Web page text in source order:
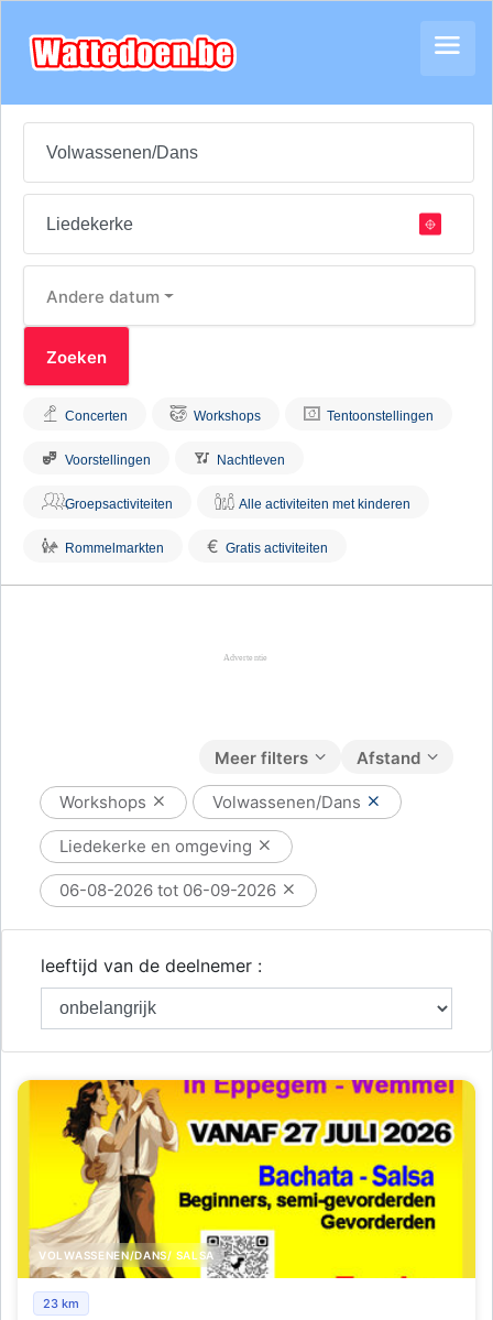
Andere datum
Concerten Workshops Tentoonstellingen
Voorstellingen Nachtleven
Groepsactiviteiten Alle activiteiten met kinderen
Rommelmarkten € Gratis activiteiten
Afstand
Meer filters
Workshops Volwassenen/Dans
Liedekerke en omgeving
06-08-2026 tot 06-09-2026
leeftijd van de deelnemer :
VOLWASSENEN/DANS/ SALSA
Snel salsa zomercusus voor beginners - Bachata, zumba
23 km